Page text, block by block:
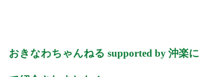
神秘と感動
おきなわちゃんねる supported by 沖楽に